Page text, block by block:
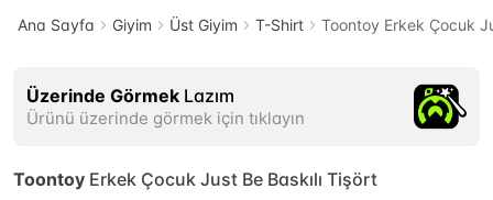
Ana Sayfa Giyim Üst Giyim T-Shirt Toontoy Erkek Çocuk
Üzerinde Görmek Lazım
Ürünü üzerinde görmek için tıklayın
Toontoy Erkek Çocuk Just Be Baskılı Tişört